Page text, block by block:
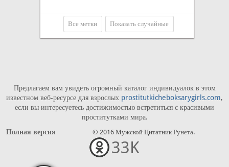
Все метки Показать случайные
Предлагаем вам увидеть огромный каталог индивидуалок в этом
известном веб-ресурсе для взрослых prostitutkicheboksarygirls.com,
если вы интересуетесь достижимостью встретиться с красивыми
проститутками мира.
Полная версия
© 2016 Мужской Цитатник Рунета.
33K